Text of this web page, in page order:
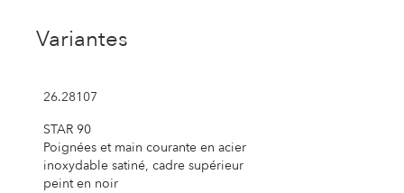
Variantes
26.28107
STAR 90
Poignées et main courante en acier
inoxydable satiné, cadre supérieur
peint en noir